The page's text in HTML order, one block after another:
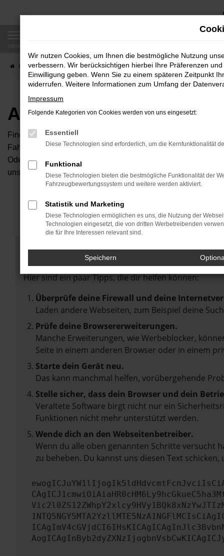
Zum
Startseite Fahrzeugangebote Autobörse
Autobörse
Finden Sie Ihren neuen Traumwagen bei uns. Dafür haben
Fahrzeuge an, die bei uns auf dem Hof stehen. Dann
Oder Sie klicken auf den Button Autobörse und Sie haben
unserem Händlernetzwerk. Diese Fahrzeuge können wir
Fehler: Network Error
Beim Laden ist ein Fehler aufgetreten.
Hier sind ein paar Tipps, die dir helfen können:
Überprüfe deine Firewall und deine
Laden andere Webseiten, zum Beispiel deine
Prüfe deine Browsererweiterungen.
Manche Erweiterungen, wie Werbeblocker,
Seite in einem anderen Browser oder in einem
Starte dein Gerät neu.
Das kann manchmal helfen, vorübergehende
Stelle sicher, dass dein Browser und dein
Veraltete Software birgt nicht nur ein
Funktionen nicht mehr unterstützt werden.
Wende dich an den Webseitenbetreiber.
Wenn du alle oben genannten Schritte versucht
zu beheben. Du kannst uns diesen Text
Wir nutzen Cookies, um Ihnen die bestmögliche Nutzung
verbessern. Wir berücksichtigen hierbei Ihre Präferenzen
Einwilligung geben. Wenn Sie zu einem späteren Zeitpunkt
widerrufen. Weitere Informationen zum Umfang der
Impressum
Folgende Kategorien von Cookies werden von uns eingesetzt:
Essentiell
Diese Technologien sind erforderlich, um die Kernfunktionalität
Funktional
Diese Technologien bieten die bestmögliche Funktionalität der
Fahrzeugbewertungssystem und weitere werden aktiviert.
Statistik und Marketing
Diese Technologien ermöglichen es uns, die Nutzung der
Technologien eingesetzt, die von dritten Werbetreibenden
die für Ihre Interessen relevant sind.
Speichern